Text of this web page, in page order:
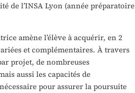
de l’INSA Lyon (année préparatoire
amène l’élève à acquérir, en 2
et complémentaires. À travers
projet, de nombreuses
aussi les capacités de
pour assurer la poursuite